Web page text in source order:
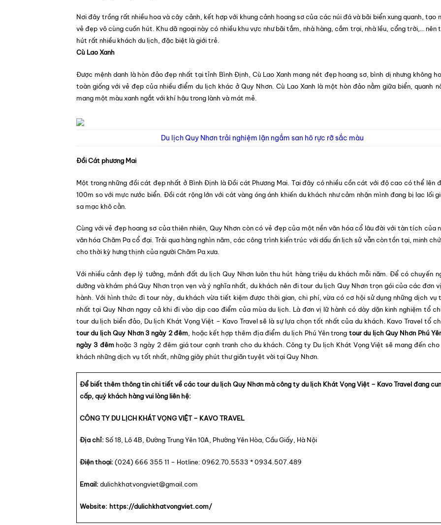
Nơi đây trồng rất nhiều hoa và cây cảnh, kết hợp với khung cảnh hoang sơ của các núi đá và bãi biển xung quanh, tạo
vẻ đẹp vô cùng cuốn hút. Khu dã ngoại này có nhiều khu vực như bãi tắm, nhà hàng, cắm trại, nhà lều, cổng trời,… nên
hút rất nhiều khách du lịch, đặc biệt là giới trẻ.
Cù Lao Xanh
Được mệnh danh là hòn đảo đẹp nhất tại tỉnh Bình Định, Cù Lao Xanh mang nét đẹp hoang sơ, bình dị nhưng không
toàn giống với vẻ đẹp của nhiều điểm du lịch khác ở Quy Nhơn. Cù Lao Xanh là một hòn đảo nằm giữa biển, quanh
mang một màu xanh ngắt với khí hậu trong lành và mát mẻ.
Du lịch Quy Nhơn trải nghiệm lặn ngắm san hô rực rỡ sắc màu
Đồi Cát phương Mai
Một trong những đồi cát đẹp nhất ở Bình Định là Đồi cát Phương Mai. Tại đây có nhiều cồn cát với độ cao có thể lên
100m so với mực nước biển. Đồi cát rộng lớn với cát vàng óng ánh khiến du khách như cảm nhận mình đang bị lạc lối
sa mạc khô cằn.
Cùng với vẻ đẹp hoang sơ của thiên nhiên, Quy Nhơn còn có vẻ đẹp của một nền văn hóa cổ lâu đời với tàn tích của
văn hóa Chăm Pa cổ đại. Trải qua hàng nghìn năm, các công trình kiến trúc với dấu ấn lịch sử vẫn còn tồn tại, minh
cho thời kỳ hưng thịnh của người Chăm Pa xưa.
Với nhiều cảnh đẹp lý tưởng, mảnh đất du lịch Quy Nhơn luôn thu hút hàng triệu du khách mỗi năm. Để có chuyến
dưỡng và khám phá Quy Nhơn trọn vẹn và ý nghĩa nhất, du khách nên đi tour du lịch Quy Nhơn trọn gói của các đơn
hành. Với hình thức đi tour này, du khách vừa tiết kiệm được thời gian, chi phí, vừa có cơ hội sử dụng những dịch vụ
nhất tại Quy Nhơn ngay cả khi đi vào dịp cao điểm của mùa du lịch. Là đơn vị lữ hành có dày dặn kinh nghiệm tổ
tour du lịch biển đảo, Du lịch Khát Vọng Việt – Kavo Travel sẽ là sự lựa chọn tốt nhất của du khách. Kavo Travel tổ
tour du lịch Quy Nhơn 3 ngày 2 đêm, hoặc kết hợp thêm địa điểm du lịch Phú Yên trong tour du lịch Quy Nhơn Phú
ngày 3 đêmhoặc 3 ngày 2 đêm giá tour cạnh tranh cho du khách. Công ty Du lịch Khát Vọng Việt sẽ mang đến cho
khách những dịch vụ tốt nhất, những giây phút thư giãn tuyệt vời tại Quy Nhơn.
Để biết thêm thông tin chi tiết về các tour du lịch Quy Nhơn mà công ty du lịch Khát Vọng Việt – Kavo Travel đang
cấp, quý khách hàng vui lòng liên hệ:
CÔNG TY DU LỊCH KHÁT VỌNG VIỆT – KAVO TRAVEL
Địa chỉ:Số 18, Lô 4B, Đường Trung Yên 10A, Phường Yên Hòa, Cầu Giấy, Hà Nội
Điện thoại:(024) 666 355 11 – Hotline: 0962.70.5533 * 0934.507.489
Email:dulichkhatvongviet@gmail.com
Website: https://dulichkhatvongviet.com/